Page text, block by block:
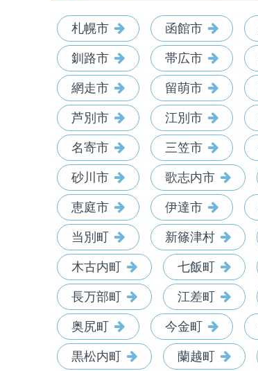
札幌市 函館市
釧路市 帯広市
網走市 留萌市
芦別市 江別市
名寄市 三笠市
砂川市 歌志内市
恵庭市 伊達市
当別町 新篠津村
木古内町 七飯町
長万部町 江差町
奥尻町 今金町
黒松内町 蘭越町